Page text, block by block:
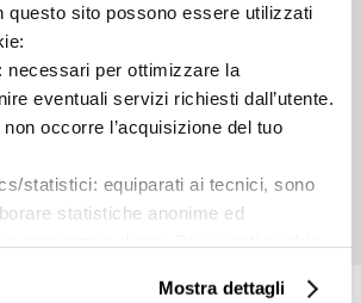
questo sito possono essere utilizzati
necessari per ottimizzare la
eventuali servizi richiesti dall’utente.
occorre l’acquisizione del tuo
statistici: equiparati ai tecnici, sono
statistiche anonime ed
marketing: sono utilizzati, solo
Mostra dettagli
Stonalizzazione:
Unità di misura:
MQ